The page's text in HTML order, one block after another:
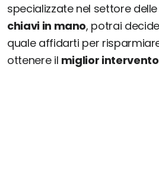
specializzate nel settore delle
chiavi in mano, potrai
quale affidarti per
ottenere il miglior intervento